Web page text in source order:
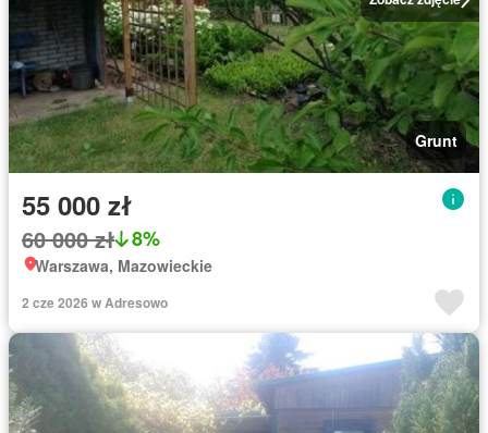
Grunt
55 000 zł
60 000 zł 8%
Warszawa, Mazowieckie
2 cze 2026 w Adresowo